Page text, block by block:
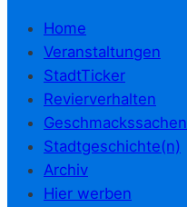
Home
Veranstaltungen
StadtTicker
Revierverhalten
Geschmackssachen
Stadtgeschichte(n)
Archiv
Hier werben